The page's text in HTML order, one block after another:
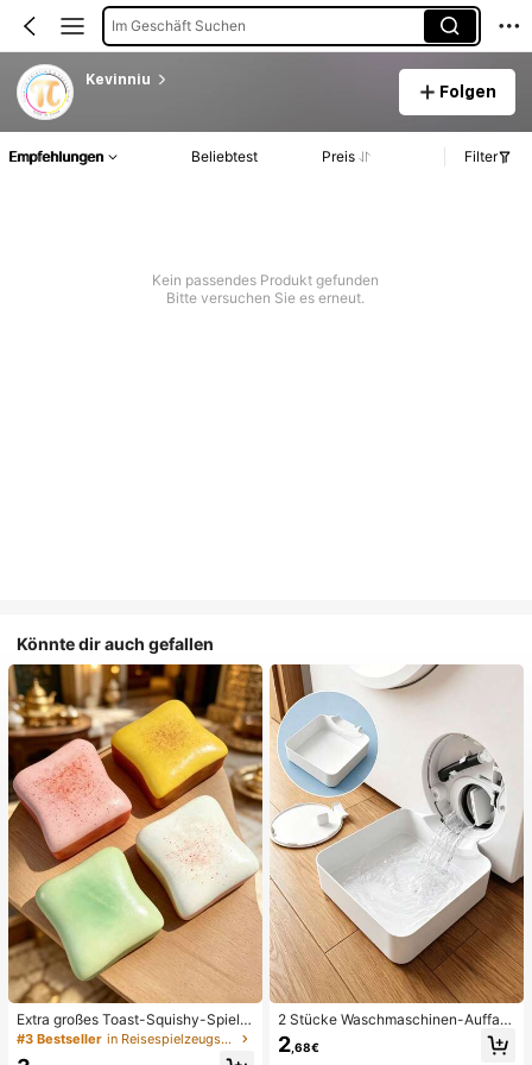
Im Geschäft Suchen
Kevinniu
Folgen
Empfehlungen Beliebtest Preis Filter
Kein passendes Produkt gefunden
Bitte versuchen Sie es erneut.
Könnte dir auch gefallen
Extra großes Toast-Squishy-Spielz
eug, superweiches Buttertoast-Stre
ssabbau-Drückspielzeug, erhältlich
#3 Bestseller in Reisespielzeugset Quetschspielzeug für Teenager
2 Stücke Waschmaschinen-Auffan
gwanne Tropfschale, wasserdichte
Bodenschutzmatte für Waschraum,
2 ,68€